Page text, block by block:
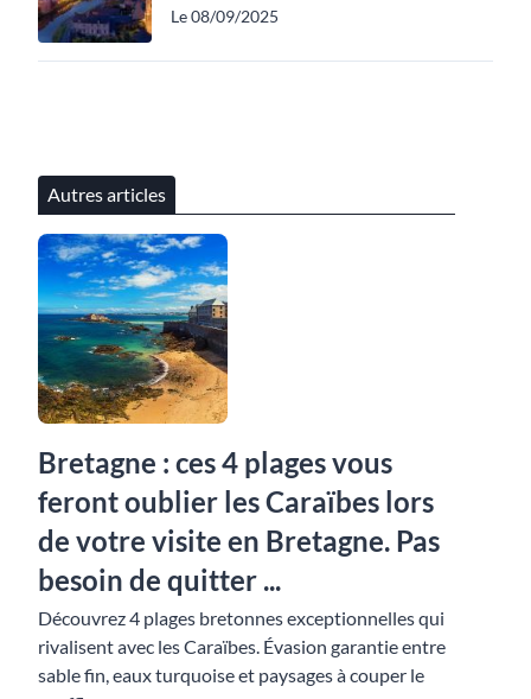
Le 08/09/2025
Autres articles
Bretagne : ces 4 plages vous
feront oublier les Caraïbes lors
de votre visite en Bretagne. Pas
besoin de quitter ...
Découvrez 4 plages bretonnes exceptionnelles qui
rivalisent avec les Caraïbes. Évasion garantie entre
sable fin, eaux turquoise et paysages à couper le